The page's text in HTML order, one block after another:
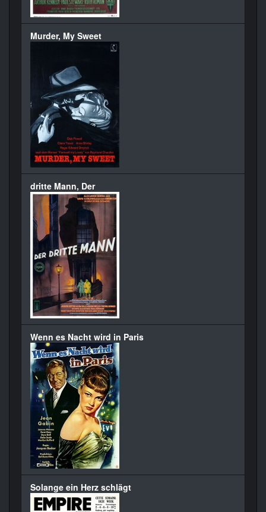
Murder, My Sweet
dritte Mann, Der
Wenn es Nacht wird in Paris
Solange ein Herz schlägt